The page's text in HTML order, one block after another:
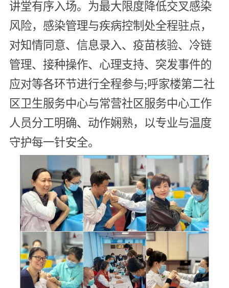
讲堂有序入场。为最大限度降低交叉感染
风险，感染管理与疾病控制处全程驻点，
对知情同意、信息录入、疫苗核验、冷链
管理、接种操作、心理支持、突发事件的
应对等各环节进行全程参与;呼家楼第二社
区卫生服务中心与常营社区服务中心工作
人员分工明确、动作娴熟，以专业与温度
守护每一针安全。